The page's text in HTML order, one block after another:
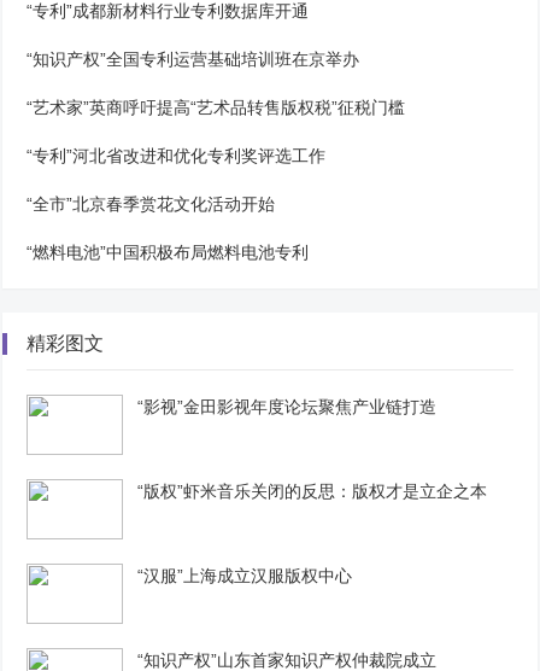
“专利”成都新材料行业专利数据库开通
“知识产权”全国专利运营基础培训班在京举办
“艺术家”英商呼吁提高“艺术品转售版权税”征税门槛
“专利”河北省改进和优化专利奖评选工作
“全市”北京春季赏花文化活动开始
“燃料电池”中国积极布局燃料电池专利
精彩图文
“影视”金田影视年度论坛聚焦产业链打造
“版权”虾米音乐关闭的反思：版权才是立企之本
“汉服”上海成立汉服版权中心
“知识产权”山东首家知识产权仲裁院成立